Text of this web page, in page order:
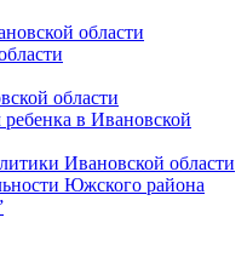
области
области
в Ивановской
Ивановской области
Южского района